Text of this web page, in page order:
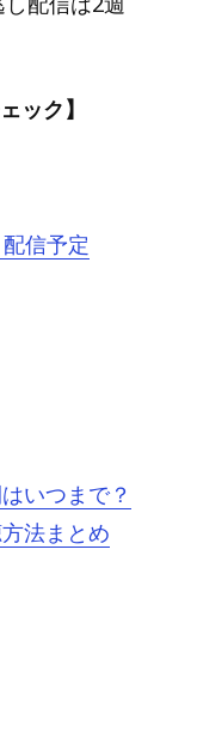
ック】
信予定
いつまで？
法まとめ